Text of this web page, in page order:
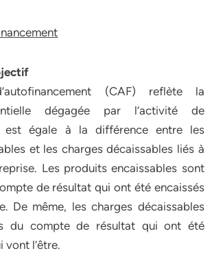
(CAF) reflète la
dégagée par l’activité de
est égale à la différence entre les
et les charges décaissables liés à
Les produits encaissables sont
de résultat qui ont été encaissés
De même, les charges décaissables
du compte de résultat qui ont été
vont l’être.